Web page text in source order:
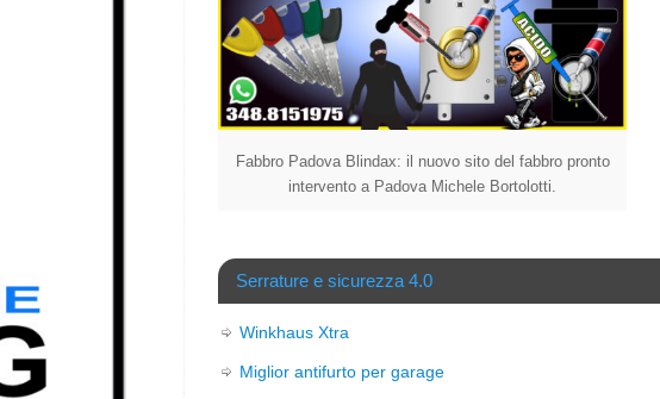
Fabbro Padova Blindax: il nuovo sito del fabbro pronto
intervento a Padova Michele Bortolotti.
Serrature e sicurezza 4.0
Winkhaus Xtra
Miglior antifurto per garage